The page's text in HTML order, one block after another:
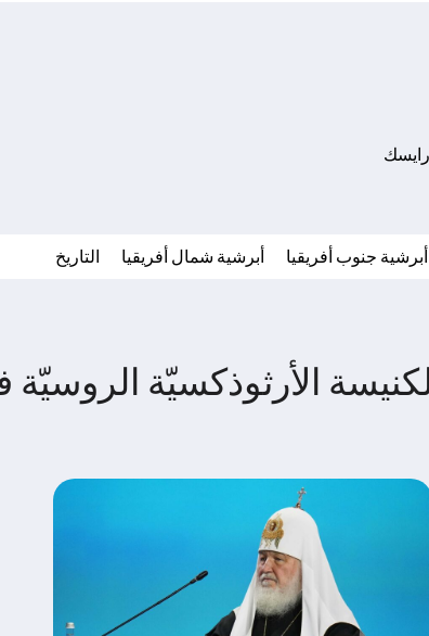
أبرشية جنوب أفريقيا أبرشية شمال أفريقيا التاريخ
الأرثوذكسيّة الروسيّة